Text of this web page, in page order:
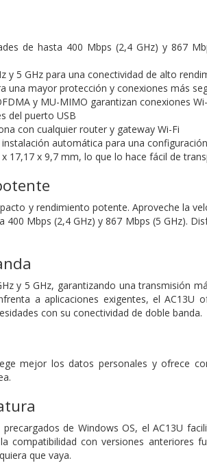
de hasta 400 Mbps (2,4 GHz) y 867
y 5 GHz para una conectividad de alto
una mayor protección y conexiones más
y MU-MIMO garantizan conexiones
del puerto USB
con cualquier router y gateway Wi-Fi
automática para una
17,17 x 9,7 mm, lo que lo hace fácil de
y rendimiento potente. Aproveche la
Mbps (2,4 GHz) y 867 Mbps (5 GHz).
y 5 GHz, garantizando una transmisión
a aplicaciones exigentes, el AC13U
con su conectividad de doble banda.
mejor los datos personales y ofrece
de Windows OS, el AC13U
compatibilidad con versiones anteriores
que vaya.